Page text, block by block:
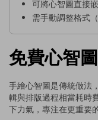
可將心智圖直接
需手動調整格式
免費心智
手繪心智圖是傳統做法
輯與排版過程相當耗時
下力氣，專注在更重要